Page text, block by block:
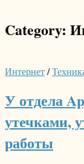
Category:
Интернет/
У отдела
утечками,
работы